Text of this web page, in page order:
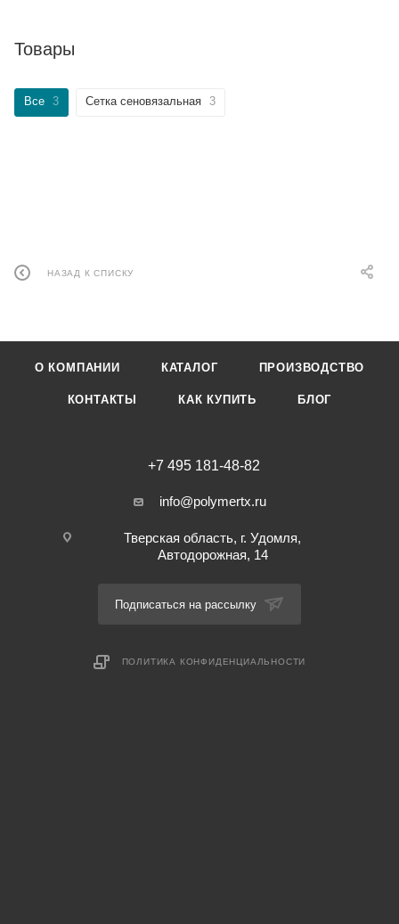
Товары
Все 3 Сетка сеновязальная 3
НАЗАД К СПИСКУ
О КОМПАНИИ КАТАЛОГ ПРОИЗВОДСТВО
КОНТАКТЫ КАК КУПИТЬ БЛОГ
+7 495 181-48-82
info@polymertx.ru
Тверская область, г. Удомля,
Автодорожная, 14
Подписаться на рассылку
ПОЛИТИКА КОНФИДЕНЦИАЛЬНОСТИ